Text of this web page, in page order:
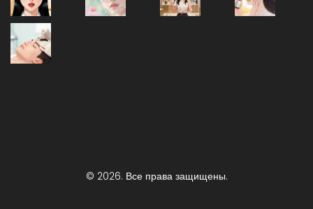
© 2026. Все права защищены.